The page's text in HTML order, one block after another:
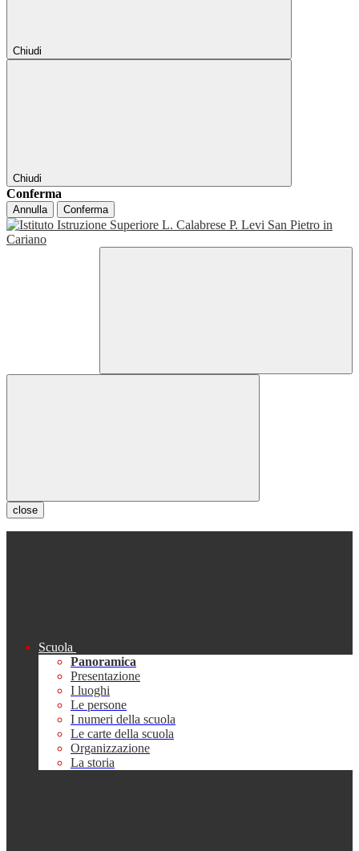
Chiudi
Chiudi
Conferma
Annulla Conferma
close
Scuola
Panoramica
Presentazione
I luoghi
Le persone
I numeri della scuola
Le carte della scuola
Organizzazione
La storia